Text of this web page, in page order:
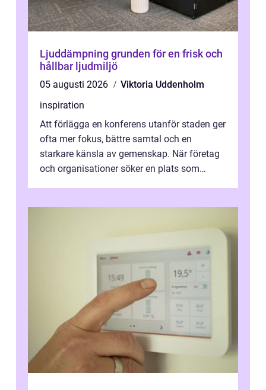
Ljuddämpning grunden för en frisk och
hållbar ljudmiljö
05 augusti 2026
Viktoria Uddenholm
inspiration
Att förlägga en konferens utanför staden ger
ofta mer fokus, bättre samtal och en
starkare känsla av gemenskap. När företag
och organisationer söker en plats som